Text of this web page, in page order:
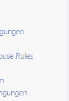
Rules